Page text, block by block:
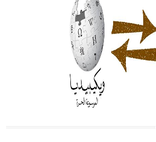
الطب من الدين والفلسفة.
إفراز حيواني يتكون في البحر ويتركب
الكلسيوم، وهو أحمر أو شديد الحمرة وهو
بكبر الحجم ويسمى الش
كلمة فرنسية اللفظ تم اعتمادها مصطلحاً